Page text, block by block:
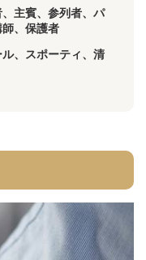
主賓、参列者、パ
、保護者
、スポーティ、清